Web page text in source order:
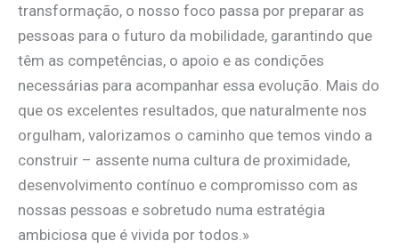
transformação, o nosso foco passa por preparar as
pessoas para o futuro da mobilidade, garantindo que
têm as competências, o apoio e as condições
necessárias para acompanhar essa evolução. Mais do
que os excelentes resultados, que naturalmente nos
orgulham, valorizamos o caminho que temos vindo a
construir – assente numa cultura de proximidade,
desenvolvimento contínuo e compromisso com as
nossas pessoas e sobretudo numa estratégia
ambiciosa que é vivida por todos.»